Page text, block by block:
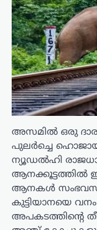
അസമിൽ ഒരു
പുലർച്ചെ
ന്യൂഡൽഹി
ആനക്കൂട്ടത്തിൽ
ആനകൾ
കുട്ടിയാനയെ
അപകടത്തിന്റെ